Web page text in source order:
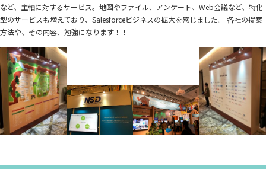
など、主軸に対するサービス。地図やファイル、アンケート、Web会議など、特化
型のサービスも増えており、Salesforceビジネスの拡大を感じました。 各社の提案
方法や、その内容、勉強になります！！